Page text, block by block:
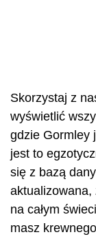
Skorzystaj z
wyświetlić
gdzie Gormley
jest to
się z bazą
aktualizowana,
na całym
masz